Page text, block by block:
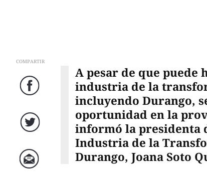
COMPARTIR
Facebook
Twitter
Correo
A pesar de que puede
industria de la
incluyendo Durango,
oportunidad en la
informó la presidenta
Industria de la
Durango, Joana Soto